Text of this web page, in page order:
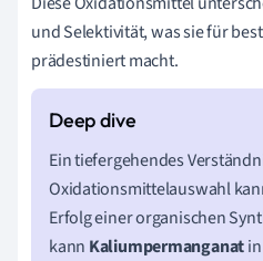
und Selektivität, was sie für
prädestiniert macht.
Ein tiefergehendes
Oxidationsmittelauswahl
Erfolg einer organischen
kann Kaliumpermanganat